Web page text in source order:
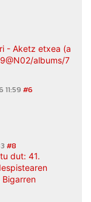
- Aketz etxea
albums/
11:59 #6
#8
dut: 41.